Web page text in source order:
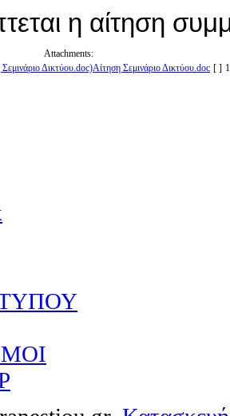
η αίτηση
Attachments:
Αίτηση Σεμινάριο Δικτύου.doc [ ]